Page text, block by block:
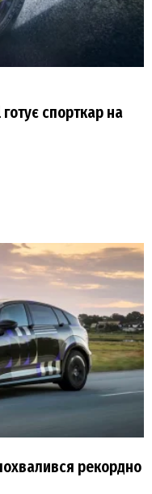
спорткар на
рекордно